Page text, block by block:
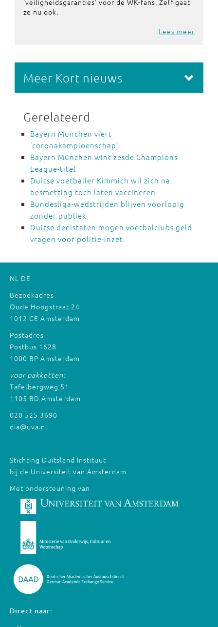
'veiligheidsgaranties' voor de WK-fans. Zelf gaat
ze nu ook.
Lees meer
Meer Kort nieuws
Gerelateerd
Bayern München viert
‘coronakampioenschap’
Bayern München wint zesde Champions
League-titel
Duitse voetballer Kimmich wil zich na
besmetting toch laten vaccineren
Bundesliga-wedstrijden blijven voorlopig
zonder publiek
Duitse deelstaten mogen voetbalclubs geld
vragen voor politie-inzet
NL DE
Bezoekadres
Oude Hoogstraat 24
1012 CE Amsterdam
Postadres
Postbus 1628
1000 BP Amsterdam
voor pakketten:
Tafelbergweg 51
1105 BD Amsterdam
020 525 3690
dia@uva.nl
Stichting Duitsland Instituut
bij de Universiteit van Amsterdam
Met ondersteuning van
Direct naar: